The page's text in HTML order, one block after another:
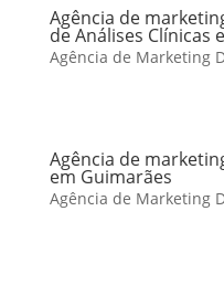
Agência de
de Análises Clínicas
Agência de Marketing
Agência de
em Guimarães
Agência de Marketing